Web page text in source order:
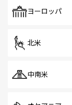
で、ホ
ヨーロッパ
北米
中南米